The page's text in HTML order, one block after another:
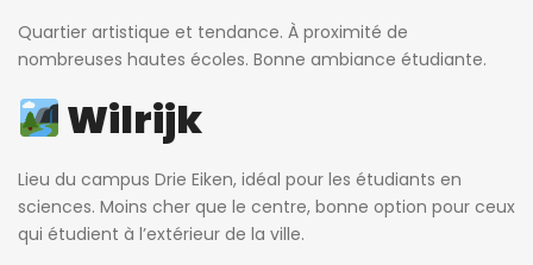
Quartier artistique et tendance. À proximité de
nombreuses hautes écoles. Bonne ambiance étudiante.
Wilrijk
Lieu du campus Drie Eiken, idéal pour les étudiants en
sciences. Moins cher que le centre, bonne option pour ceux
qui étudient à l’extérieur de la ville.